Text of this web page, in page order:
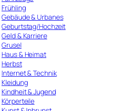
Frühling
Gebäude & Urbanes
Geburtstag/Hochzeit
Geld & Karriere
Grusel
Haus & Heimat
Herbst
Internet & Technik
Kleidung
Kindheit & Jugend
Körperteile